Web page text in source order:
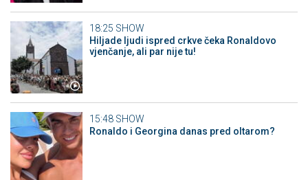
18:25 SHOW
Hiljade ljudi ispred crkve čeka Ronaldovo
vjenčanje, ali par nije tu!
15:48 SHOW
Ronaldo i Georgina danas pred oltarom?